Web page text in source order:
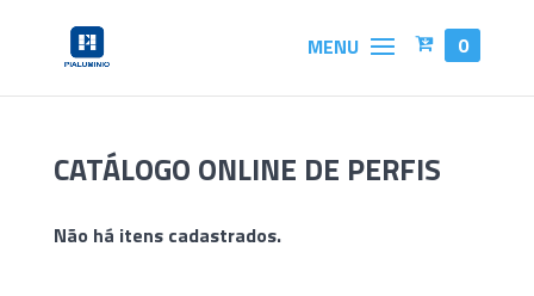
0
CATÁLOGO ONLINE DE PERFIS
Não há itens cadastrados.